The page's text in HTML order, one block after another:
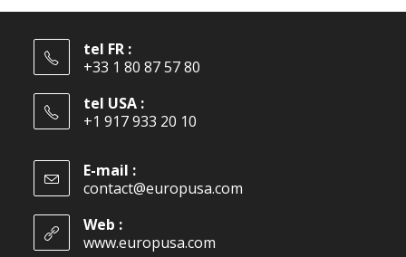
tel FR :
+33 1 80 87 57 80
tel USA :
+1 917 933 20 10
E-mail :
contact@europusa.com
Web :
www.europusa.com